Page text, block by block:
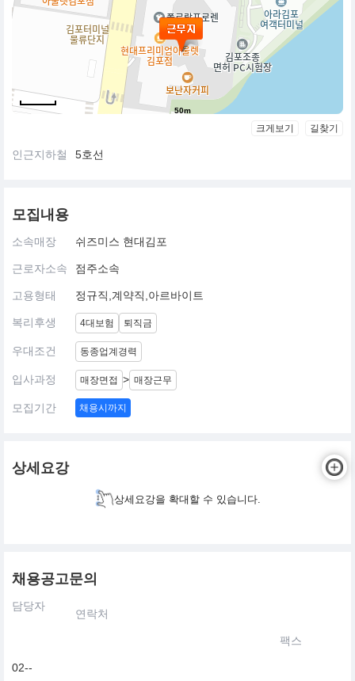
50m
크게보기 길찾기
인근지하철 5호선
모집내용
소속매장 쉬즈미스 현대김포
근로자소속 점주소속
고용형태 정규직,계약직,아르바이트
복리후생 4대보험 퇴직금
우대조건 동종업계경력
입사과정 매장면접 > 매장근무
모집기간 채용시까지
상세요강
상세요강을 확대할 수 있습니다.
채용공고문의
담당자
연락처
팩스
02--